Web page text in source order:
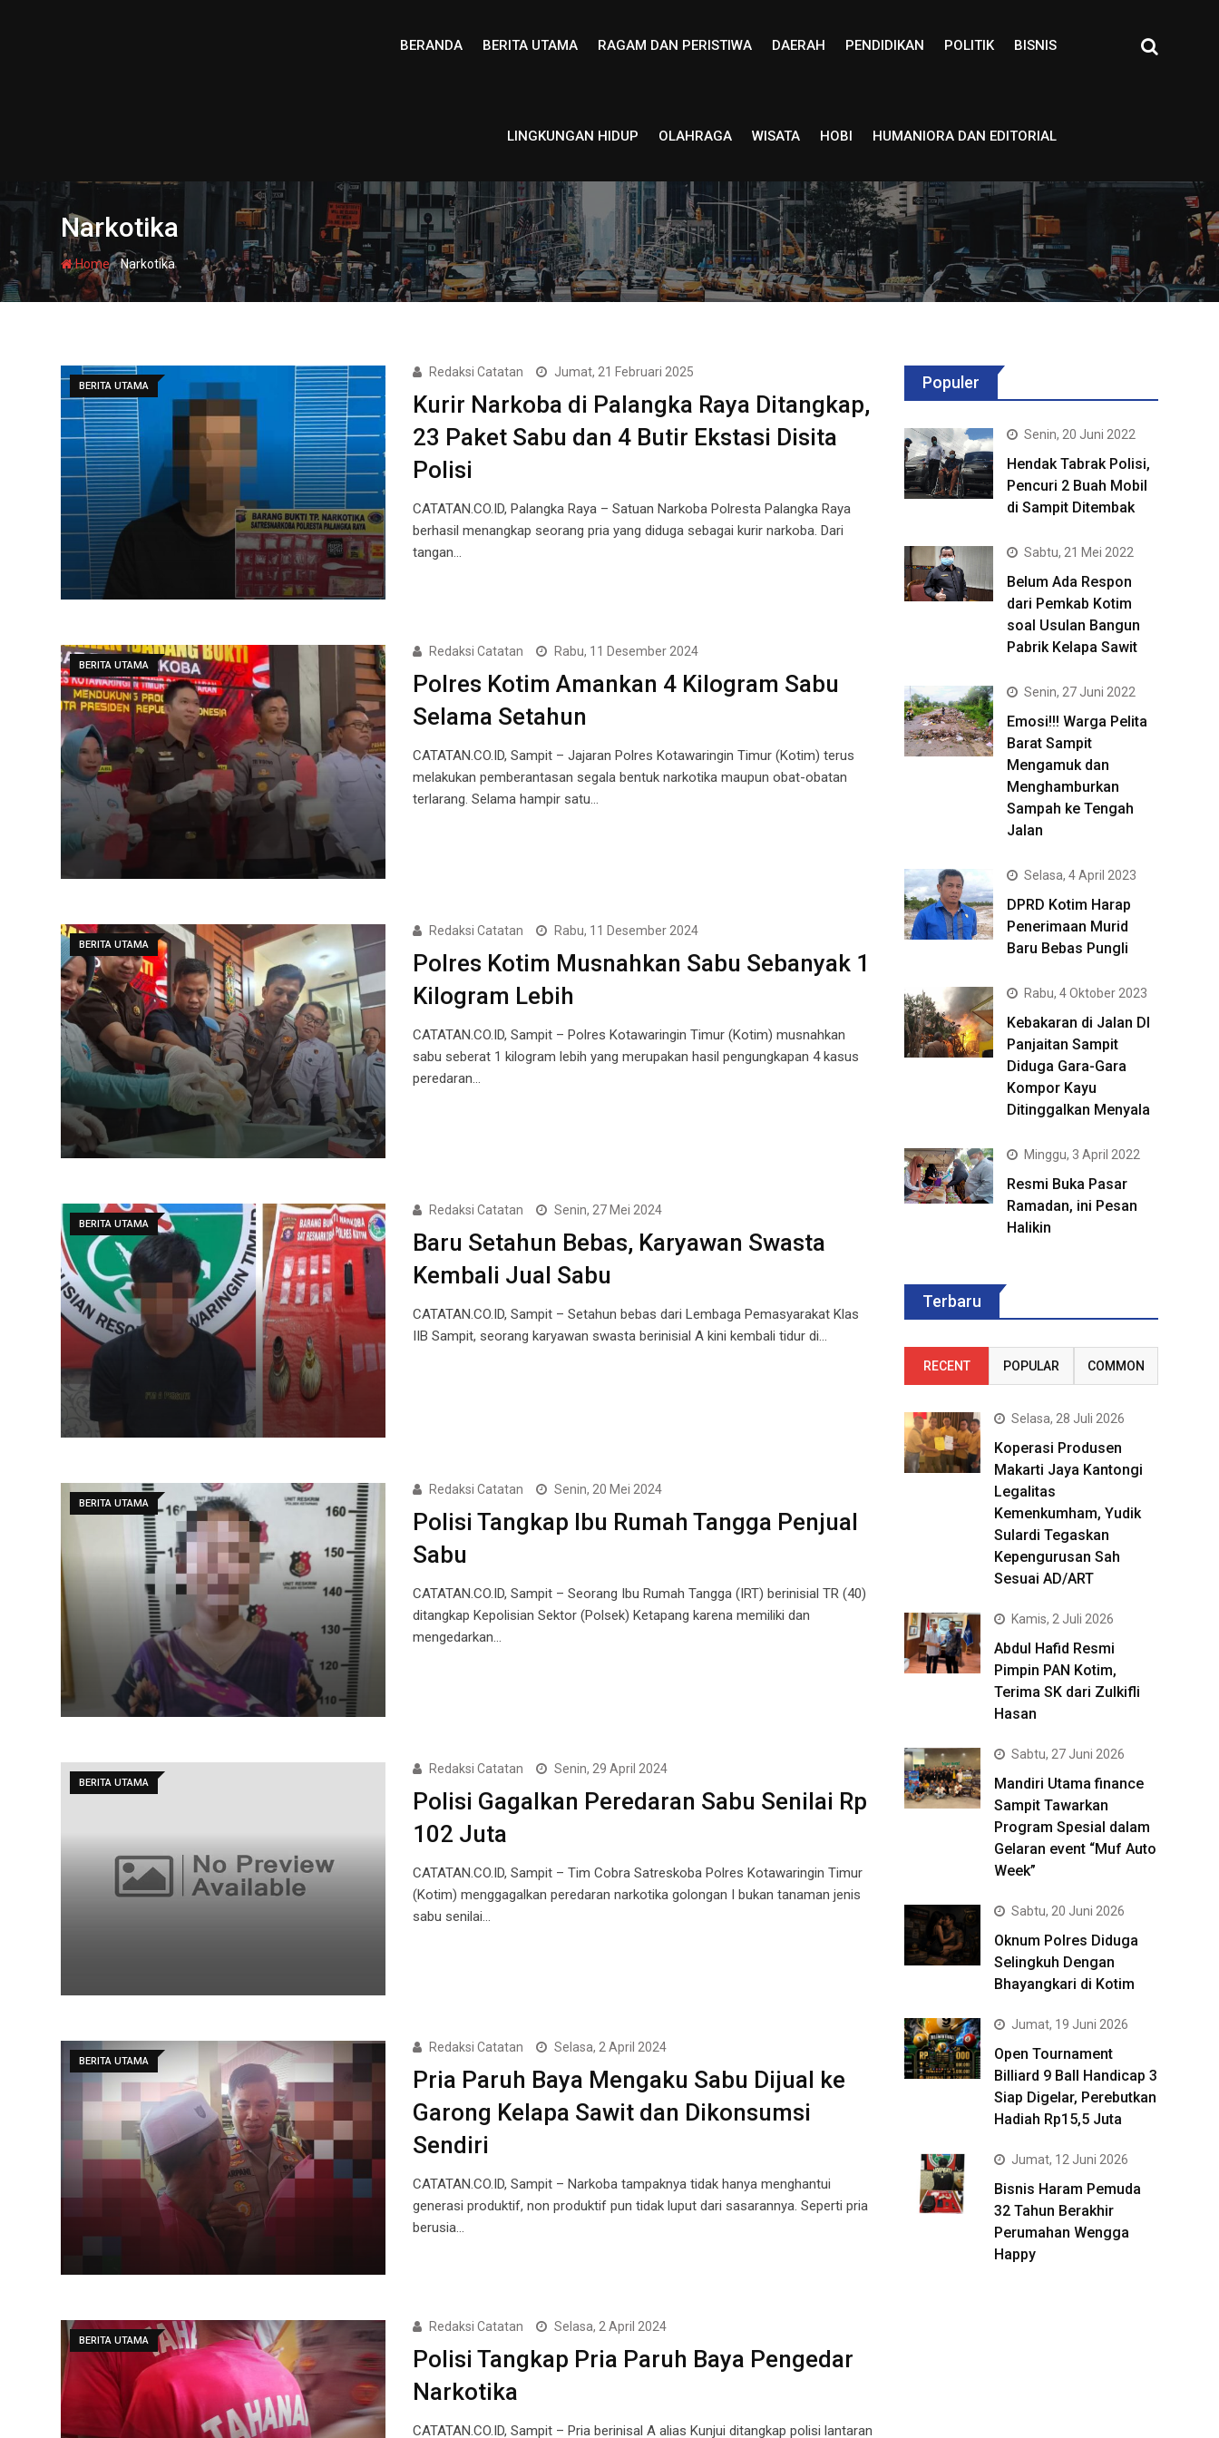
BERANDA BERITA UTAMA RAGAM DAN PERISTIWA DAERAH PENDIDIKAN POLITIK BISNIS
LINGKUNGAN HIDUP OLAHRAGA WISATA HOBI HUMANIORA DAN EDITORIAL
Narkotika
Home-Narkotika
BERITA UTAMA
Redaksi Catatan Jumat, 21 Februari 2025
Kurir Narkoba di Palangka Raya Ditangkap,
23 Paket Sabu dan 4 Butir Ekstasi Disita
Polisi
CATATAN.CO.ID, Palangka Raya – Satuan Narkoba Polresta Palangka Raya
berhasil menangkap seorang pria yang diduga sebagai kurir narkoba. Dari
tangan…
BERITA UTAMA
Redaksi Catatan Rabu, 11 Desember 2024
Polres Kotim Amankan 4 Kilogram Sabu
Selama Setahun
CATATAN.CO.ID, Sampit – Jajaran Polres Kotawaringin Timur (Kotim) terus
melakukan pemberantasan segala bentuk narkotika maupun obat-obatan
terlarang. Selama hampir satu…
BERITA UTAMA
Redaksi Catatan Rabu, 11 Desember 2024
Polres Kotim Musnahkan Sabu Sebanyak 1
Kilogram Lebih
CATATAN.CO.ID, Sampit – Polres Kotawaringin Timur (Kotim) musnahkan
sabu seberat 1 kilogram lebih yang merupakan hasil pengungkapan 4 kasus
peredaran…
BERITA UTAMA
Redaksi Catatan Senin, 27 Mei 2024
Baru Setahun Bebas, Karyawan Swasta
Kembali Jual Sabu
CATATAN.CO.ID, Sampit – Setahun bebas dari Lembaga Pemasyarakat Klas
IIB Sampit, seorang karyawan swasta berinisial A kini kembali tidur di…
BERITA UTAMA
Redaksi Catatan Senin, 20 Mei 2024
Polisi Tangkap Ibu Rumah Tangga Penjual
Sabu
CATATAN.CO.ID, Sampit – Seorang Ibu Rumah Tangga (IRT) berinisial TR (40)
ditangkap Kepolisian Sektor (Polsek) Ketapang karena memiliki dan
mengedarkan…
BERITA UTAMA
Redaksi Catatan Senin, 29 April 2024
Polisi Gagalkan Peredaran Sabu Senilai Rp
102 Juta
CATATAN.CO.ID, Sampit – Tim Cobra Satreskoba Polres Kotawaringin Timur
(Kotim) menggagalkan peredaran narkotika golongan I bukan tanaman jenis
sabu senilai…
BERITA UTAMA
Redaksi Catatan Selasa, 2 April 2024
Pria Paruh Baya Mengaku Sabu Dijual ke
Garong Kelapa Sawit dan Dikonsumsi
Sendiri
CATATAN.CO.ID, Sampit – Narkoba tampaknya tidak hanya menghantui
generasi produktif, non produktif pun tidak luput dari sasarannya. Seperti pria
berusia…
BERITA UTAMA
Redaksi Catatan Selasa, 2 April 2024
Polisi Tangkap Pria Paruh Baya Pengedar
Narkotika
CATATAN.CO.ID, Sampit – Pria berinisal A alias Kunjui ditangkap polisi lantaran
Populer
Senin, 20 Juni 2022
Hendak Tabrak Polisi,
Pencuri 2 Buah Mobil
di Sampit Ditembak
Sabtu, 21 Mei 2022
Belum Ada Respon
dari Pemkab Kotim
soal Usulan Bangun
Pabrik Kelapa Sawit
Senin, 27 Juni 2022
Emosi!!! Warga Pelita
Barat Sampit
Mengamuk dan
Menghamburkan
Sampah ke Tengah
Jalan
Selasa, 4 April 2023
DPRD Kotim Harap
Penerimaan Murid
Baru Bebas Pungli
Rabu, 4 Oktober 2023
Kebakaran di Jalan DI
Panjaitan Sampit
Diduga Gara-Gara
Kompor Kayu
Ditinggalkan Menyala
Minggu, 3 April 2022
Resmi Buka Pasar
Ramadan, ini Pesan
Halikin
Terbaru
RECENT POPULAR COMMON
Selasa, 28 Juli 2026
Koperasi Produsen
Makarti Jaya Kantongi
Legalitas
Kemenkumham, Yudik
Sulardi Tegaskan
Kepengurusan Sah
Sesuai AD/ART
Kamis, 2 Juli 2026
Abdul Hafid Resmi
Pimpin PAN Kotim,
Terima SK dari Zulkifli
Hasan
Sabtu, 27 Juni 2026
Mandiri Utama finance
Sampit Tawarkan
Program Spesial dalam
Gelaran event “Muf Auto
Week”
Sabtu, 20 Juni 2026
Oknum Polres Diduga
Selingkuh Dengan
Bhayangkari di Kotim
Jumat, 19 Juni 2026
Open Tournament
Billiard 9 Ball Handicap 3
Siap Digelar, Perebutkan
Hadiah Rp15,5 Juta
Jumat, 12 Juni 2026
Bisnis Haram Pemuda
32 Tahun Berakhir
Perumahan Wengga
Happy